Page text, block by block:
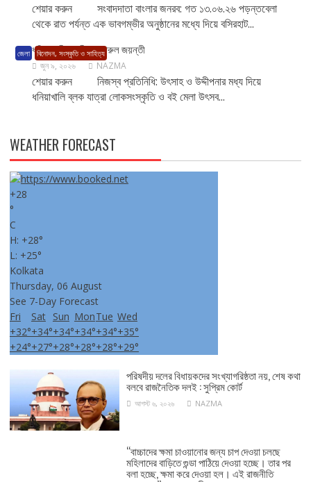
শেয়ার করুন সংবাদদাতা বাংলার জনরব: গত ১৩.০৬.২৬ পড়ন্তবেলা
থেকে রাত পর্যন্ত এক ভাবগম্ভীর অনুষ্ঠানের মধ্যে দিয়ে বসিরহাট...
জেলা বিনোদন, সংস্কৃতি ও সাহিত্য
ধনিয়াখালীতে রবীন্দ্র নজরুল জয়ন্তী
জুন ৯, ২০২৬ NAZMA
শেয়ার করুন নিজস্ব প্রতিনিধি: উৎসাহ ও উদ্দীপনার মধ্য দিয়ে
ধনিয়াখালি ব্লক যাত্রা লোকসংস্কৃতি ও বই মেলা উৎসব...
WEATHER FORECAST
+28
°
C
H: +28°
L: +25°
Kolkata
Thursday, 06 August
See 7-Day Forecast
Fri
Sat Sun MonTue Wed
+32°+34°+34°+34°+34°+35°
+24°+27°+28°+28°+28°+29°
পরিষদীয় দলের বিধায়কদের সংখ্যাগরিষ্ঠতা নয়, শেষ কথা
বলবে রাজনৈতিক দলই : সুপ্রিম কোর্ট
আগস্ট ৬, ২০২৬ NAZMA
‘‘বাচ্চাদের ক্ষমা চাওয়ানোর জন্য চাপ দেওয়া চলছে
মহিলাদের বাড়িতে গুন্ডা পাঠিয়ে দেওয়া হচ্ছে। তার পর
বলা হচ্ছে, ক্ষমা করে দেওয়া হল। এই রাজনীতি